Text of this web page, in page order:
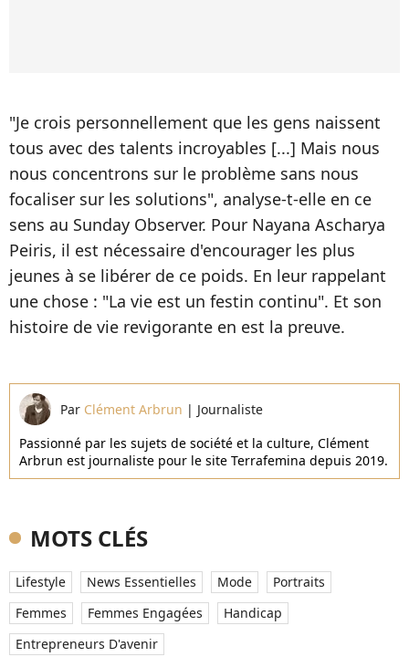
"Je crois personnellement que les gens naissent
tous avec des talents incroyables [...] Mais nous
nous concentrons sur le problème sans nous
focaliser sur les solutions", analyse-t-elle en ce
sens au Sunday Observer. Pour Nayana Ascharya
Peiris, il est nécessaire d'encourager les plus
jeunes à se libérer de ce poids. En leur rappelant
une chose : "La vie est un festin continu". Et son
histoire de vie revigorante en est la preuve.
Par Clément Arbrun | Journaliste
Passionné par les sujets de société et la culture, Clément
Arbrun est journaliste pour le site Terrafemina depuis 2019.
MOTS CLÉS
Lifestyle News Essentielles Mode
Portraits
Femmes
Femmes Engagées
Handicap
Entrepreneurs D'avenir